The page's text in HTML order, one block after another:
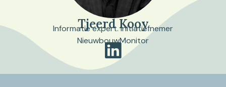
Tjeerd Kooy
Informatie expert. Initiatiefnemer
NieuwbouwMonitor